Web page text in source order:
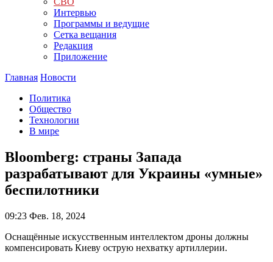
Интервью
Программы и ведущие
Сетка вещания
Редакция
Приложение
Главная Новости
Политика
Общество
Технологии
В мире
Bloomberg: страны Запада
разрабатывают для Украины «умные»
беспилотники
09:23 Фев. 18, 2024
Оснащённые искусственным интеллектом дроны должны
компенсировать Киеву острую нехватку артиллерии.